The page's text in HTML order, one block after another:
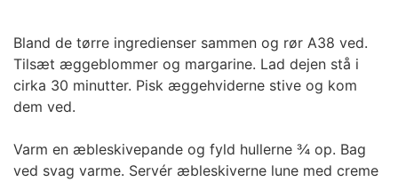
Bland de tørre ingredienser sammen og rør A38 ved.
Tilsæt æggeblommer og margarine. Lad dejen stå i
cirka 30 minutter. Pisk æggehviderne stive og kom
dem ved.
Varm en æbleskivepande og fyld hullerne ¾ op. Bag
ved svag varme. Servér æbleskiverne lune med creme